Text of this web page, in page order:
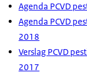
Agenda PCVD
Agenda PCVD
2018
Verslag PCVD
2017